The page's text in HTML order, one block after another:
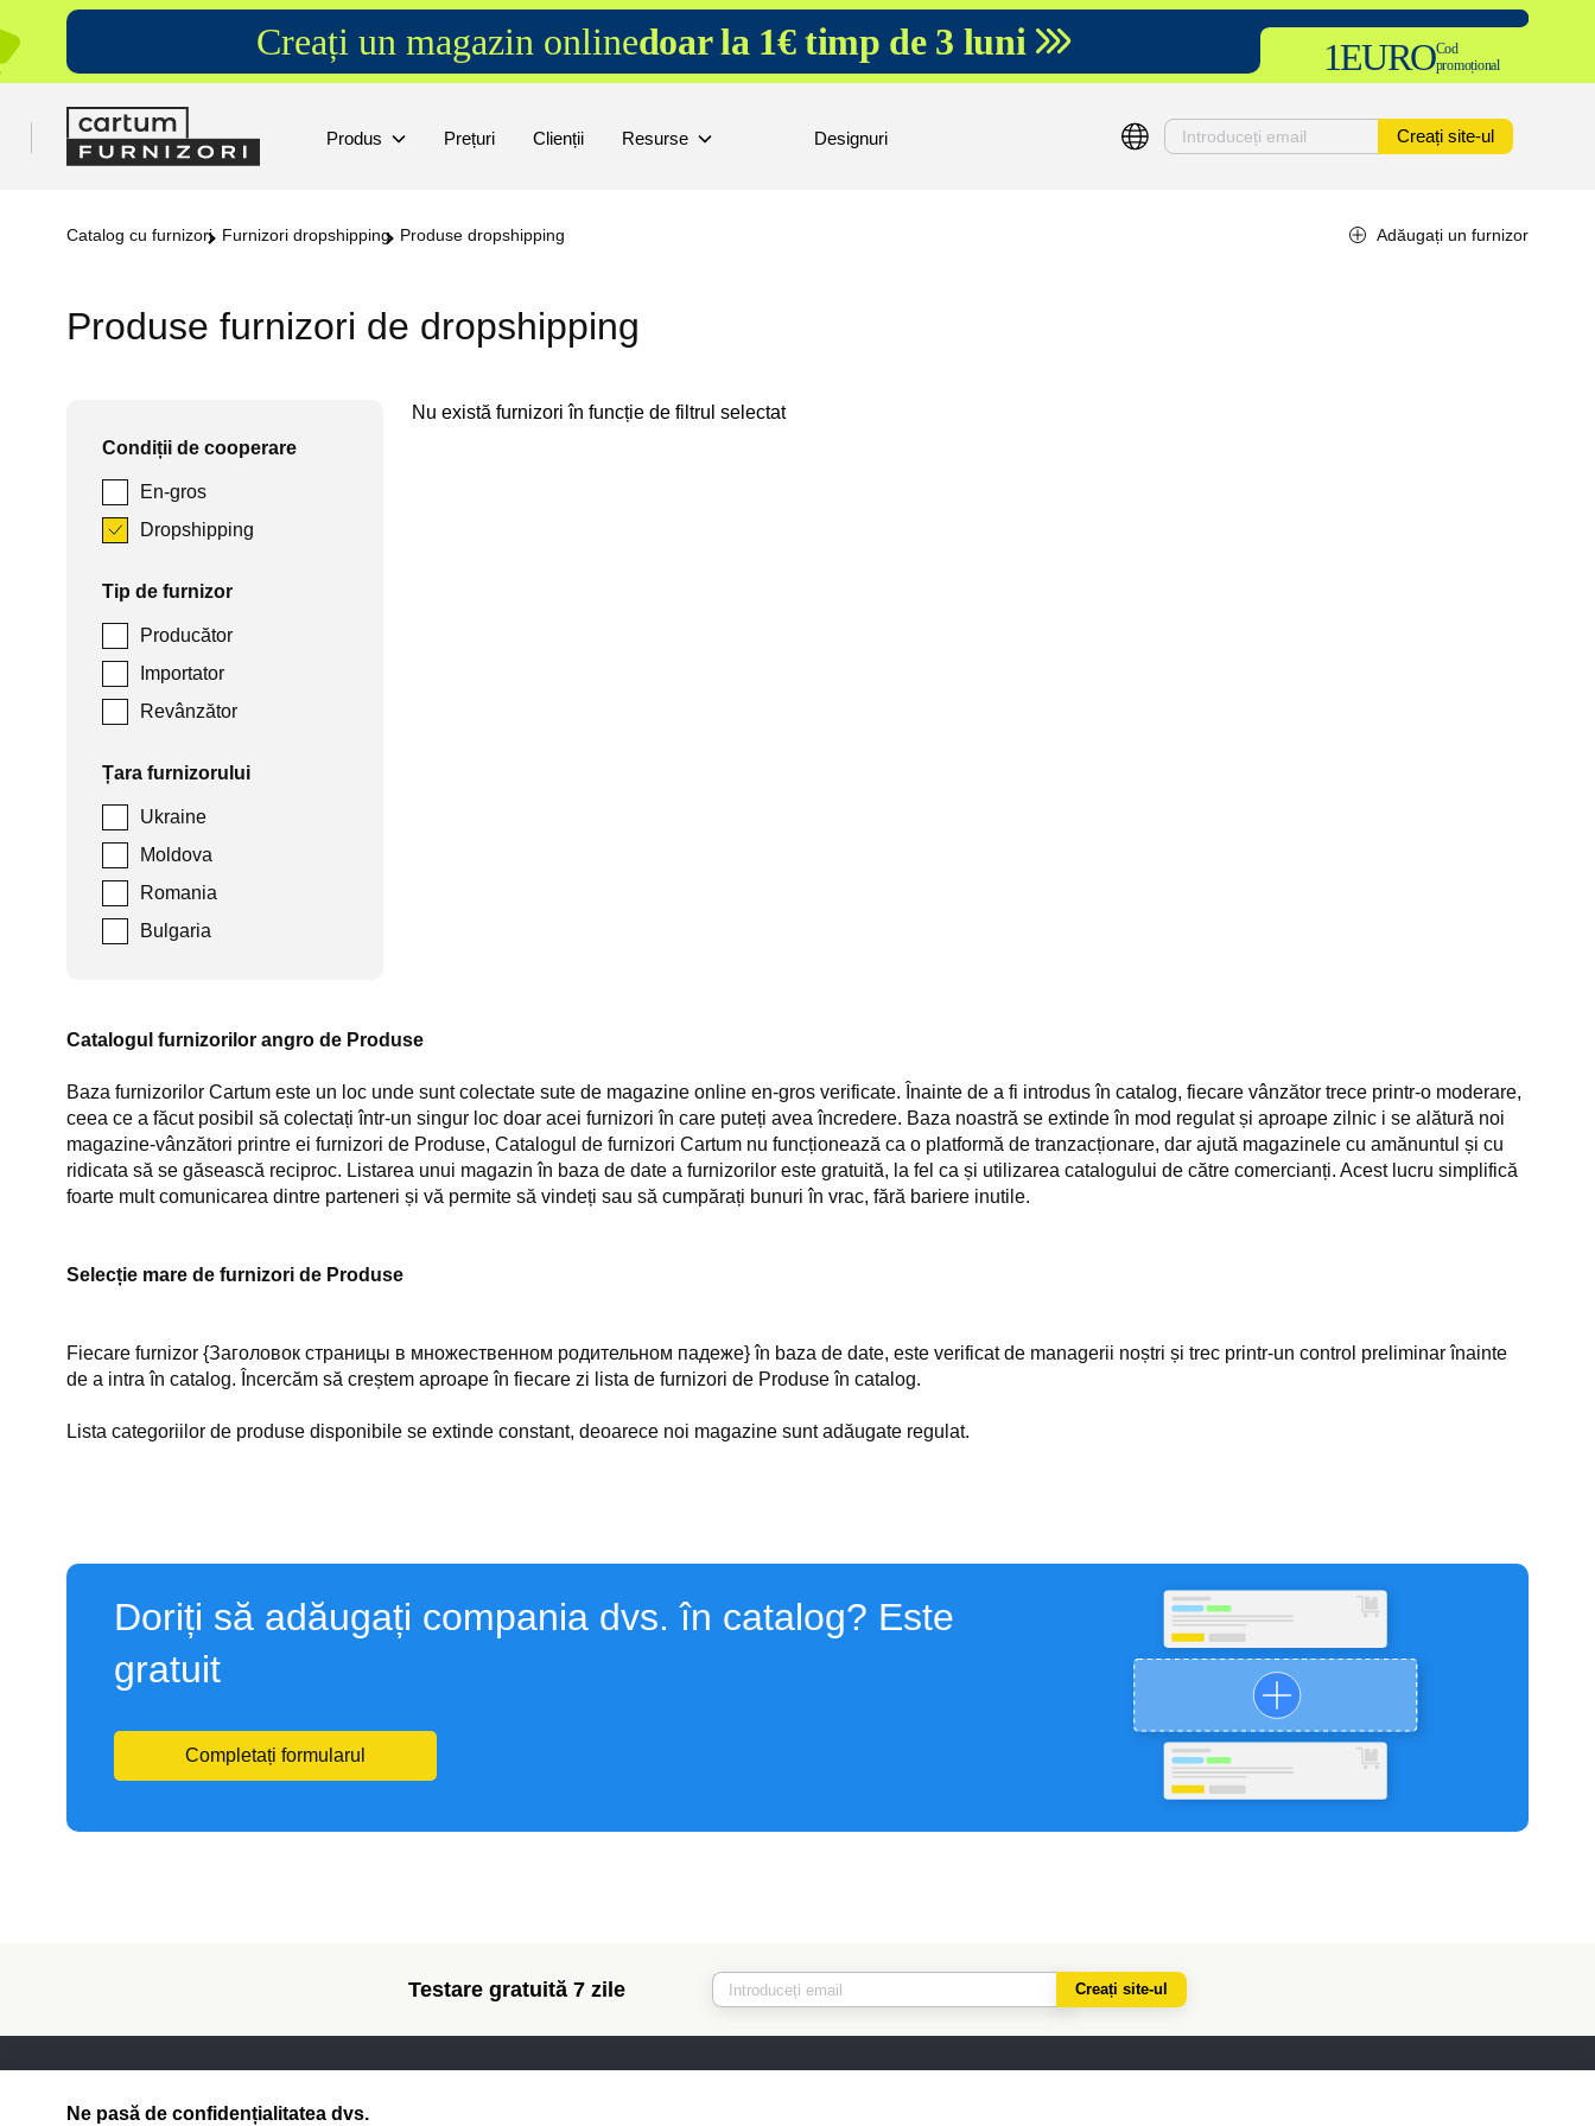
Creați un magazin onlinedoar la 1€ timp de 3 luni 1EUROCod
promoțional
Produs Prețuri Clienții Resurse Designuri Creați site-ul
Catalog cu furnizori Furnizori dropshipping Produse dropshipping Adăugați un furnizor
Produse furnizori de dropshipping
Condiții de cooperare
En-gros
Dropshipping
Tip de furnizor
Producător
Importator
Revânzător
Țara furnizorului
Ukraine
Moldova
Romania
Bulgaria
Nu există furnizori în funcție de filtrul selectat
Catalogul furnizorilor angro de Produse
Baza furnizorilor Cartum este un loc unde sunt colectate sute de magazine online en-gros verificate. Înainte de a fi introdus în catalog, fiecare vânzător trece printr-o moderare,
ceea ce a făcut posibil să colectați într-un singur loc doar acei furnizori în care puteți avea încredere. Baza noastră se extinde în mod regulat și aproape zilnic i se alătură noi
magazine-vânzători printre ei furnizori de Produse, Catalogul de furnizori Cartum nu funcționează ca o platformă de tranzacționare, dar ajută magazinele cu amănuntul și cu
ridicata să se găsească reciproc. Listarea unui magazin în baza de date a furnizorilor este gratuită, la fel ca și utilizarea catalogului de către comercianți. Acest lucru simplifică
foarte mult comunicarea dintre parteneri și vă permite să vindeți sau să cumpărați bunuri în vrac, fără bariere inutile.
Selecție mare de furnizori de Produse
Fiecare furnizor {Заголовок страницы в множественном родительном падеже} în baza de date, este verificat de managerii noștri și trec printr-un control preliminar înainte
de a intra în catalog. Încercăm să creștem aproape în fiecare zi lista de furnizori de Produse în catalog.
Lista categoriilor de produse disponibile se extinde constant, deoarece noi magazine sunt adăugate regulat.
Doriți să adăugați compania dvs. în catalog? Este
gratuit
Completați formularul
Testare gratuită 7 zile Creați site-ul
Ne pasă de confidențialitatea dvs.